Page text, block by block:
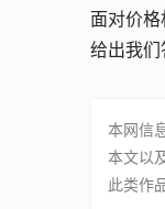
面对价
给出我们
本网信
本文以
此类作